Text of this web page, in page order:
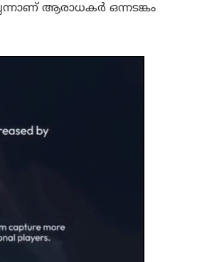
ആരാധകർ ഒന്നടങ്കം